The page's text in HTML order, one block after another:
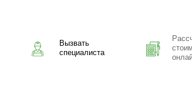
Вызвать
специалиста